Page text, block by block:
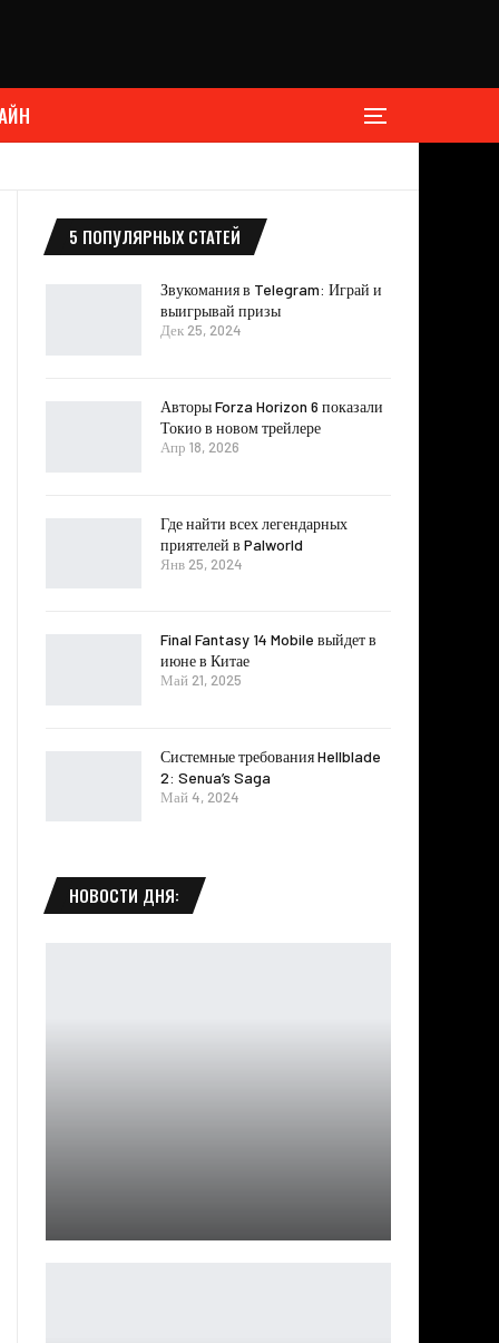
5 ПОПУЛЯРНЫХ СТАТЕЙ
Звукомания в Telegram: Играй и
выигрывай призы
Дек 25, 2024
Авторы Forza Horizon 6 показали
Токио в новом трейлере
Апр 18, 2026
Где найти всех легендарных
приятелей в Palworld
Янв 25, 2024
Final Fantasy 14 Mobile выйдет в
июне в Китае
Май 21, 2025
Системные требования Hellblade
2: Senua’s Saga
Май 4, 2024
НОВОСТИ ДНЯ: